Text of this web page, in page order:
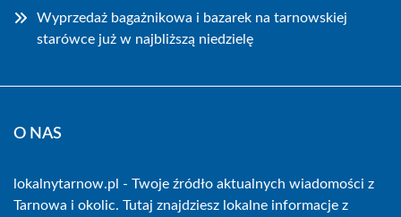
Wyprzedaż bagażnikowa i bazarek na tarnowskiej
starówce już w najbliższą niedzielę
O NAS
lokalnytarnow.pl - Twoje źródło aktualnych wiadomości z
Tarnowa i okolic. Tutaj znajdziesz lokalne informacje z